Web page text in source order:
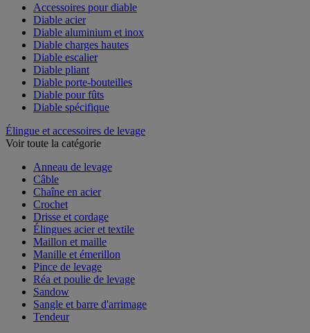
Accessoires pour diable
Diable acier
Diable aluminium et inox
Diable charges hautes
Diable escalier
Diable pliant
Diable porte-bouteilles
Diable pour fûts
Diable spécifique
Élingue et accessoires de levage
Voir toute la catégorie
Anneau de levage
Câble
Chaîne en acier
Crochet
Drisse et cordage
Élingues acier et textile
Maillon et maille
Manille et émerillon
Pince de levage
Réa et poulie de levage
Sandow
Sangle et barre d'arrimage
Tendeur